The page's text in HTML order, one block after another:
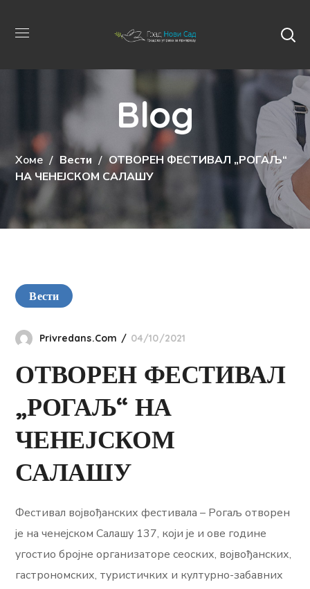
Blog
Хоме Вести
ОТВОРЕН ФЕСТИВАЛ „РОГАЉ“
НА ЧЕНЕЈСКОМ САЛАШУ
Вести
Privredans.com 04/10/2021
ОТВОРЕН ФЕСТИВАЛ
„РОГАЉ“ НА
ЧЕНЕЈСКОМ
САЛАШУ
Фестивал војвођанских фестивала – Рогаљ отворен
је на ченејском Салашу 137, који је и ове године
угостио бројне организаторе сеоских, војвођанских,
гастрономских, туристичких и културно-забавних